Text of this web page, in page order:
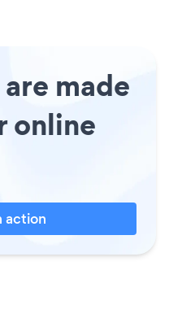
made
online
action